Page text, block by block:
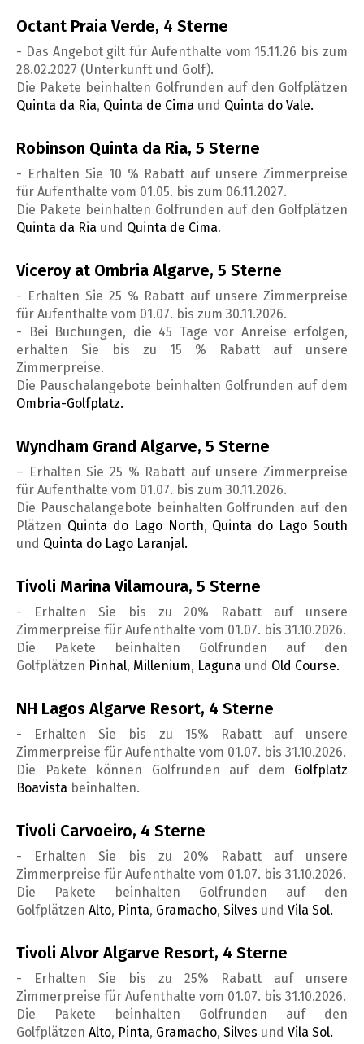
Octant Praia Verde, 4 Sterne
- Das Angebot gilt für Aufenthalte vom 15.11.26 bis zum
28.02.2027 (Unterkunft und Golf).
Die Pakete beinhalten Golfrunden auf den Golfplätzen
Quinta da Ria, Quinta de Cima und Quinta do Vale.
Robinson Quinta da Ria, 5 Sterne
- Erhalten Sie 10 % Rabatt auf unsere Zimmerpreise
für Aufenthalte vom 01.05. bis zum 06.11.2027.
Die Pakete beinhalten Golfrunden auf den Golfplätzen
Quinta da Ria und Quinta de Cima.
Viceroy at Ombria Algarve, 5 Sterne
- Erhalten Sie 25 % Rabatt auf unsere Zimmerpreise
für Aufenthalte vom 01.07. bis zum 30.11.2026.
- Bei Buchungen, die 45 Tage vor Anreise erfolgen,
erhalten Sie bis zu 15 % Rabatt auf unsere
Zimmerpreise.
Die Pauschalangebote beinhalten Golfrunden auf dem
Ombria-Golfplatz.
Wyndham Grand Algarve, 5 Sterne
– Erhalten Sie 25 % Rabatt auf unsere Zimmerpreise
für Aufenthalte vom 01.07. bis zum 30.11.2026.
Die Pauschalangebote beinhalten Golfrunden auf den
Plätzen Quinta do Lago North, Quinta do Lago South
und Quinta do Lago Laranjal.
Tivoli Marina Vilamoura, 5 Sterne
- Erhalten Sie bis zu 20% Rabatt auf unsere
Zimmerpreise für Aufenthalte vom 01.07. bis 31.10.2026.
Die Pakete beinhalten Golfrunden auf den
Golfplätzen Pinhal, Millenium, Laguna und Old Course.
NH Lagos Algarve Resort, 4 Sterne
- Erhalten Sie bis zu 15% Rabatt auf unsere
Zimmerpreise für Aufenthalte vom 01.07. bis 31.10.2026.
Die Pakete können Golfrunden auf dem Golfplatz
Boavista beinhalten.
Tivoli Carvoeiro, 4 Sterne
- Erhalten Sie bis zu 20% Rabatt auf unsere
Zimmerpreise für Aufenthalte vom 01.07. bis 31.10.2026.
Die Pakete beinhalten Golfrunden auf den
Golfplätzen Alto, Pinta, Gramacho, Silves und Vila Sol.
Tivoli Alvor Algarve Resort, 4 Sterne
- Erhalten Sie bis zu 25% Rabatt auf unsere
Zimmerpreise für Aufenthalte vom 01.07. bis 31.10.2026.
Die Pakete beinhalten Golfrunden auf den
Golfplätzen Alto, Pinta, Gramacho, Silves und Vila Sol.